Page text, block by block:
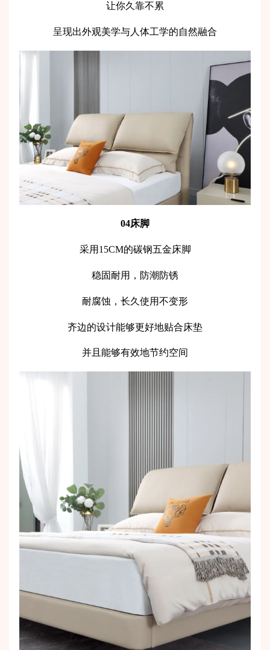
让你久靠不累
呈现出外观美学与人体工学的自然融合
04床脚
采用15CM的碳钢五金床脚
稳固耐用，防潮防锈
耐腐蚀，长久使用不变形
齐边的设计能够更好地贴合床垫
并且能够有效地节约空间